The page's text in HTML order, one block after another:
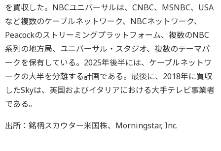
を買収した。NBCユニバーサルは、CNBC、MSNBC、USA
など複数のケーブルネットワーク、NBCネットワーク、
Peacockのストリーミングプラットフォーム、複数のNBC
系列の地方局、ユニバーサル・スタジオ、複数のテーマパ
ークを保有している。2025年後半には、ケーブルネットワ
ークの大半を分離する計画である。最後に、2018年に買収
したSkyは、英国およびイタリアにおける大手テレビ事業者
である。
出所：銘柄スカウター米国株、Morningstar, Inc.